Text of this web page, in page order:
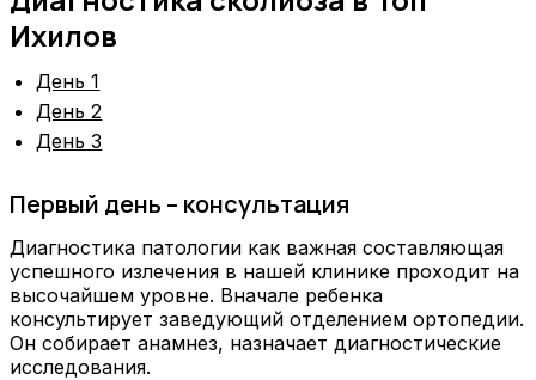
Ихилов
День 1
День 2
День 3
Первый день – консультация
Диагностика патологии как важная составляющая
успешного излечения в нашей клинике проходит на
высочайшем уровне. Вначале ребенка
консультирует заведующий отделением ортопедии.
Он собирает анамнез, назначает диагностические
исследования.